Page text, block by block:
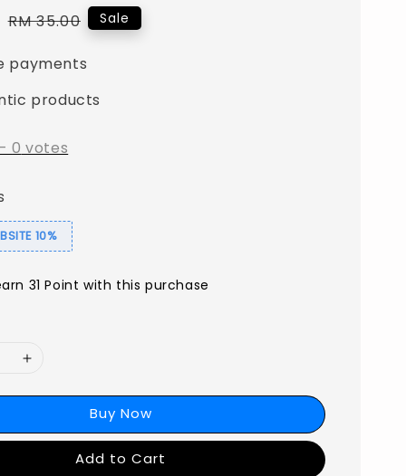
Regular
RM 35.00 Sale
payments
products
0 votes
10%
31 Point with this purchase
Buy Now
Add to Cart